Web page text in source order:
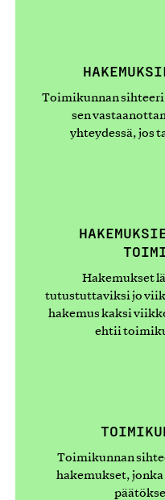
Toimikunnan sihteeri
sen
yhteydessä, jos
Hakemukset
tutustuttaviksi jo
hakemus kaksi
ehtii
Toimikunnan
hakemukset,